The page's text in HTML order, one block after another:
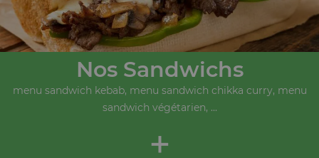
Nos Sandwichs
menu sandwich kebab, menu sandwich chikka curry, menu
sandwich végétarien, ...
+